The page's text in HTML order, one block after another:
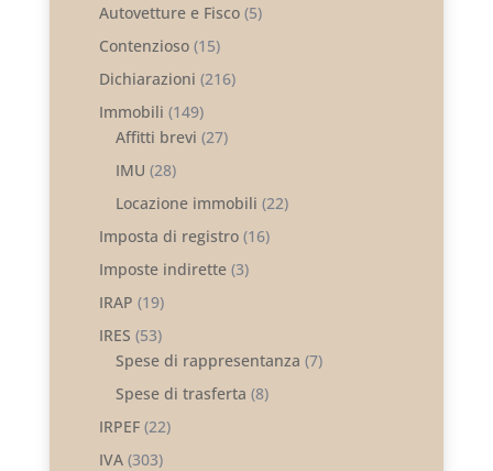
Autovetture e Fisco(5)
Contenzioso(15)
Dichiarazioni (216)
Immobili (149)
Affitti brevi (27)
IMU (28)
Locazione immobili (22)
Imposta di registro(16)
Imposte indirette(3)
IRAP (19)
IRES (53)
Spese di rappresentanza (7)
Spese di trasferta (8)
IRPEF(22)
IVA(303)